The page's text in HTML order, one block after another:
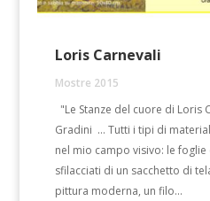
Loris Carnevali
Mostre 2015
"Le Stanze del cuore di Loris
Gradini … Tutti i tipi di
nel mio campo visivo: le
sfilacciati di un sacchetto di
pittura moderna, un filo...